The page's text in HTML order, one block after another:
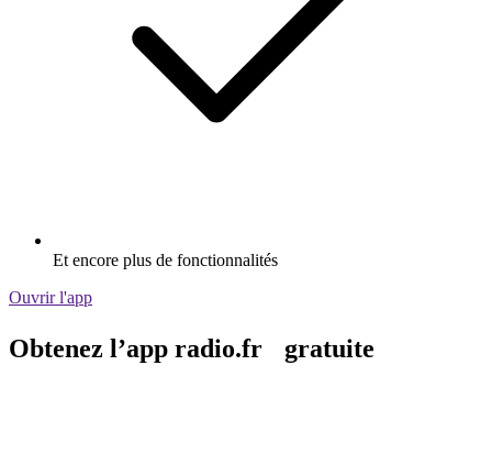
Et encore plus de fonctionnalités
Ouvrir l'app
Obtenez l’app radio.fr gratuite